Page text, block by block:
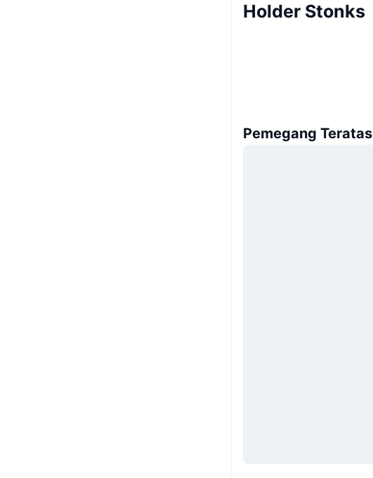
Holder Stonks
Pemegang Teratas